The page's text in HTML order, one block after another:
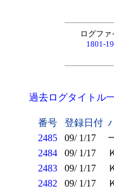
ログファ
1801-
過去ログタイトル
番号 登録日付
2485
09/ 1/17
2484
09/ 1/17
2483
09/ 1/17
2482
09/ 1/17